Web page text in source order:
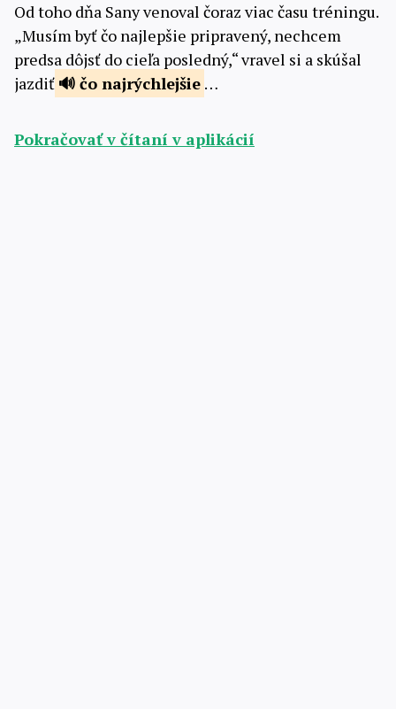
Od toho dňa Sany venoval čoraz viac času tréningu.
„Musím byť čo najlepšie pripravený, nechcem
predsa dôjsť do cieľa posledný,“ vravel si a skúšal
jazdiť
čo najrýchlejšie …
Pokračovať v čítaní v aplikácií